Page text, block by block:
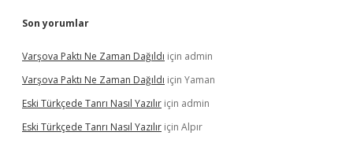
Son yorumlar
Varşova Paktı Ne Zaman Dağıldı için admin
Varşova Paktı Ne Zaman Dağıldı için Yaman
Eski Türkçede Tanrı Nasıl Yazılır için admin
Eski Türkçede Tanrı Nasıl Yazılır için Alpır